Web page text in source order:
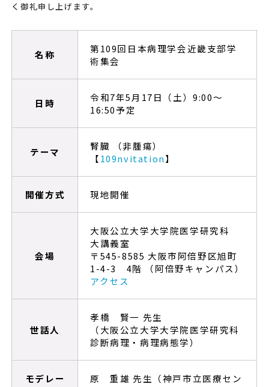
く御礼申し上げます。
名称
第109回日本病理学会近畿支部学
術集会
日時
令和7年5月17日（土）9:00～
16:50予定
テーマ
腎臓 （非腫瘍）
【109nvitation】
開催方式 現地開催
会場
大阪公立大学大学院医学研究科
大講義室
〒545-8585 大阪市阿倍野区旭町
1-4-3 4階 （阿倍野キャンパス）
アクセス
世話人
孝橋 賢一 先生
（大阪公立大学大学院医学研究科
診断病理・病理病態学）
モデレー
原 重雄 先生（神戸市立医療セン